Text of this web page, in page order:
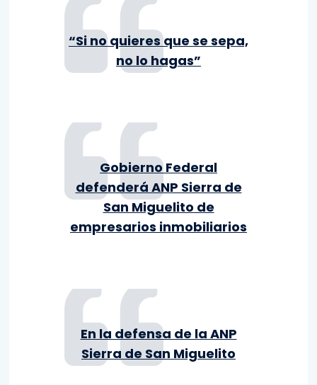
“Si no quieres que se sepa,
no lo hagas”
Gobierno Federal
defenderá ANP Sierra de
San Miguelito de
empresarios inmobiliarios
En la defensa de la ANP
Sierra de San Miguelito